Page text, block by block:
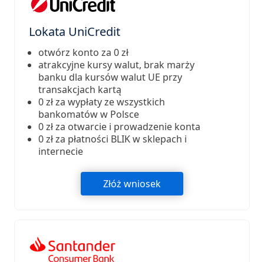
Lokata UniCredit
otwórz konto za 0 zł
atrakcyjne kursy walut, brak marży
banku dla kursów walut UE przy
transakcjach kartą
0 zł za wypłaty ze wszystkich
bankomatów w Polsce
0 zł za otwarcie i prowadzenie konta
0 zł za płatności BLIK w sklepach i
internecie
Złóż wniosek